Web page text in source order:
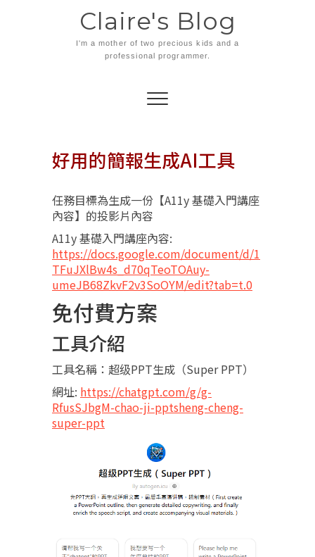
Claire's Blog
I'm a mother of two precious kids and a
professional programmer.
好用的簡報生成AI工具
任務目標為生成一份【A11y 基礎入門講座
內容】的投影片內容
A11y 基礎入門講座內容:
https://docs.google.com/document/d/1
TFuJXlBw4s_d70qTeoTOAuy-
umeJB68ZkvF2v3SoOYM/edit?tab=t.0
免付費方案
工具介紹
工具名稱：超级PPT生成（Super PPT）
網址: https://chatgpt.com/g/g-
RfusSJbgM-chao-ji-pptsheng-cheng-
super-ppt